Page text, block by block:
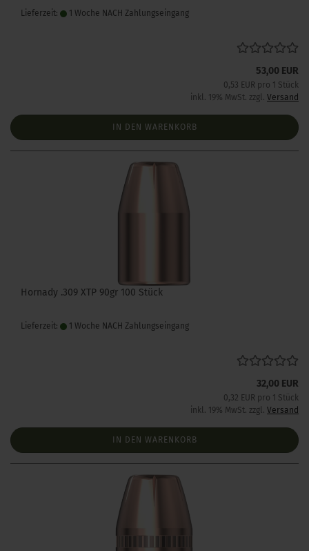
Lieferzeit: 1 Woche NACH Zahlungseingang
53,00 EUR
0,53 EUR pro 1 Stück
inkl. 19% MwSt. zzgl. Versand
IN DEN WARENKORB
Hornady .309 XTP 90gr 100 Stück
Lieferzeit: 1 Woche NACH Zahlungseingang
32,00 EUR
0,32 EUR pro 1 Stück
inkl. 19% MwSt. zzgl. Versand
IN DEN WARENKORB